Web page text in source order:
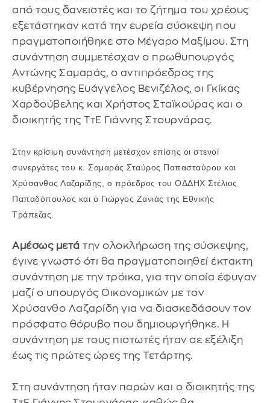
από τους δανειστές και το ζήτημα του χρέους
εξετάστηκαν κατά την ευρεία σύσκεψη που
πραγματοποιήθηκε στο Μέγαρο Μαξίμου. Στη
συνάντηση συμμετέσχαν ο πρωθυπουργός
Αντώνης Σαμαράς, ο αντιπρόεδρος της
κυβέρνησης Ευάγγελος Βενιζέλος, οι Γκίκας
Χαρδούβελης και Χρήστος Σταϊκούρας και ο
διοικητής της ΤτΕ Γιάννης Στουρνάρας.
Στην κρίσιμη συνάντηση μετέσχαν επίσης οι στενοί
συνεργάτες του κ. Σαμαράς Σταύρος Παπασταύρου και
Χρύσανθος Λαζαρίδης, ο πρόεδρος του ΟΔΔΗΧ Στέλιος
Παπαδόπουλος και ο Γιώργος Ζανιάς της Εθνικής
Τράπεζας.
Αμέσως μετά την ολοκλήρωση της σύσκεψης,
έγινε γνωστό ότι θα πραγματοποιηθεί έκτακτη
συνάντηση με την τρόικα, για την οποία έφυγαν
μαζί ο υπουργός Οικονομικών με τον
Χρύσανθο Λαζαρίδη για να διασκεδάσουν τον
πρόσφατο θόρυβο που δημιουργήθηκε. H
συνάντηση με τους πιστωτές ήταν σε εξέλιξη
έως τις πρώτες ώρες της Τετάρτης.
Στη συνάντηση ήταν παρών και ο διοικητής της